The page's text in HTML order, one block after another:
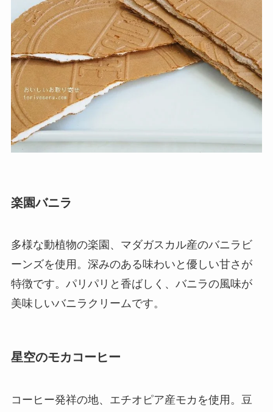
楽園バニラ
多様な動植物の楽園、マダガスカル産のバニラビ
ーンズを使用。深みのある味わいと優しい甘さが
特徴です。パリパリと香ばしく、バニラの風味が
美味しいバニラクリームです。
星空のモカコーヒー
コーヒー発祥の地、エチオピア産モカを使用。豆